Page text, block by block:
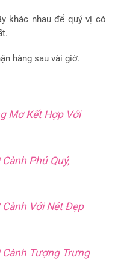
khác nhau để quý vị có
hàng sau vài giờ.
Mơ Kết Hợp Với
Phú Quý,
Cành Với Nét Đẹp
Cành Tượng Trưng